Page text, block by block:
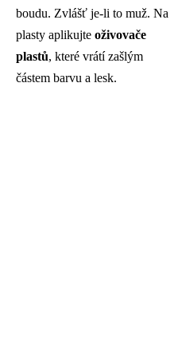
boudu. Zvlášť je-li to muž. Na
plasty aplikujte oživovače
plastů, které vrátí zašlým
částem barvu a lesk.